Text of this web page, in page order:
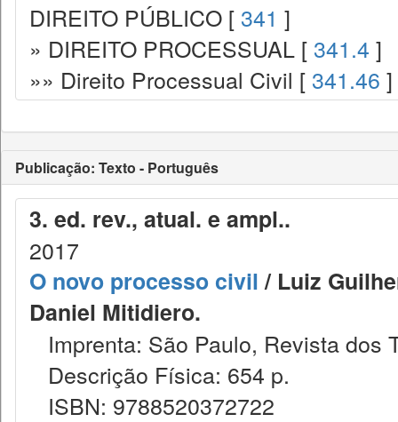
DIREITO PÚBLICO [ 341 ]
» DIREITO PROCESSUAL [ 341.4 ]
»» Direito Processual Civil [ 341.46 ]
Publicação: Texto - Português
3. ed. rev., atual. e ampl..
2017
O novo processo civil/ Luiz
Daniel Mitidiero.
Imprenta: São Paulo, Revista dos
Descrição Física: 654 p.
ISBN: 9788520372722